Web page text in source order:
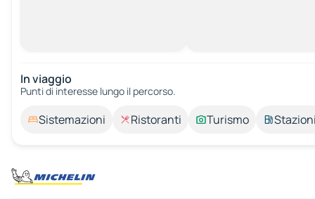
In viaggio
Punti di interesse lungo il percorso.
Sistemazioni Ristoranti Turismo